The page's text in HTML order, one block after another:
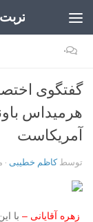
۰
گفتگوی
هرمیداس
آمریکاست
توسطکاظم خطیبی ·
زهره آقایانی – با